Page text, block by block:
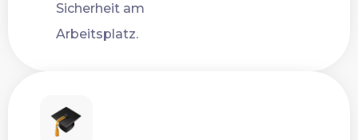
Sicherheit am
Arbeitsplatz.